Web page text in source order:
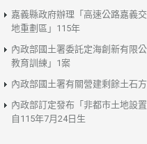
嘉義縣政府辦理「高速公路嘉義
地重劃區」115年
內政部國土署委託定海創新有限
教育訓練」1案
內政部國土署有關營建剩餘土石
內政部訂定發布「非都市土地設
自115年7月24日生